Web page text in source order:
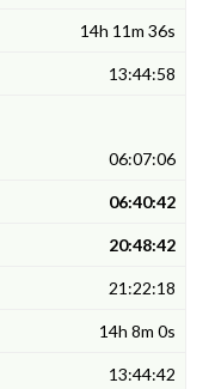
14h 11m 36s
13:44:58
06:07:06
06:40:42
20:48:42
21:22:18
14h 8m 0s
13:44:42